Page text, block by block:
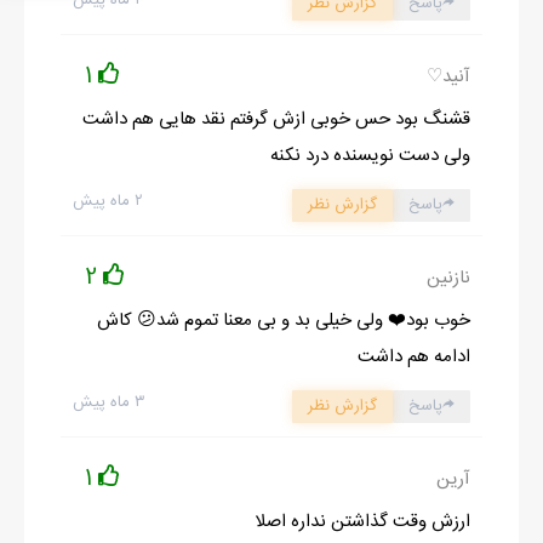
دلایلی تصمیم گرفته شد که من این موضوع رو بهت بگم.
سیخ سرجام نشستم، یعنی چه موضوعی هست؟
- حرفایی هم که می‌زنم باید بین خودمون بمونه، فهمیدی؟
آب دهنم رو با ترس قورت دادم و سرم رو به نشونه‌ی مثبت بالا پایین
سری تکون داد و کشوی میزش رو باز کرد، یه پوشه‌ی زرد رنگ ازش
بیرون آورد و روی میز گذاشت.
با تعجب نگاهش می‌کردم، یه چیزی از پوشه خارج کرد که با کمی دقت
فهمیدم عکسِ، اون رو روی میز گذاشت و به سمتم هول داد، همزمان
گفت: - این دختر رو می‌شناسی؟
دوباره با تعجب یه نگاه به رادوین کردم و بعد به عکس خیره شدم.
عکس یه دختر خوشگل که انگار همسن و سال من بود، موهای مشکی
و چشمای سیاهش خیلی تو چشم بود، یه جورایی خیلی آشنا می‌زد!
آنید♡ 1
قشنگ بود حس خوبی ازش گرفتم نقد هایی هم داشت
ولی دست نویسنده درد نکنه
۲ ماه پیش پاسخ گزارش نظر
نازنین 2
خوب بود❤️ ولی خیلی بد و بی معنا تموم شد😕 کاش
ادامه هم داشت
۳ ماه پیش پاسخ گزارش نظر
آرین 1
ارزش وقت گذاشتن نداره اصلا